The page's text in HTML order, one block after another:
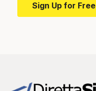
Sign Up for Free